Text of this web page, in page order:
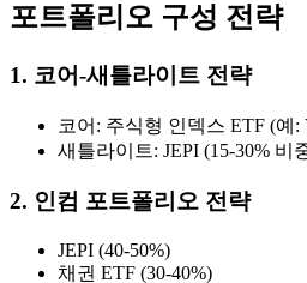
포트폴리오 구성 전략
1. 코어-새틀라이트 전략
코어: 주식형 인덱스 ETF (예
새틀라이트: JEPI (15-30% 비
2. 인컴 포트폴리오 전략
JEPI (40-50%)
채권 ETF (30-40%)